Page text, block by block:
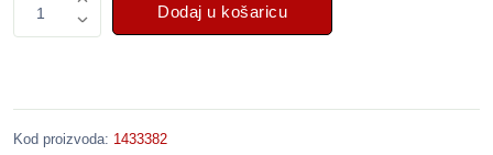
1 Dodaj u košaricu
Kod proizvoda: 1433382